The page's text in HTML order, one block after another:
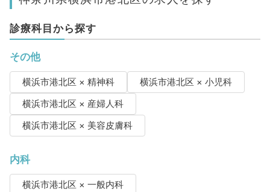
診療科目から探す
その他
横浜市港北区 × 精神科
横浜市港北区 × 小児科
横浜市港北区 × 産婦人科
横浜市港北区 × 美容皮膚科
内科
横浜市港北区 × 一般内科